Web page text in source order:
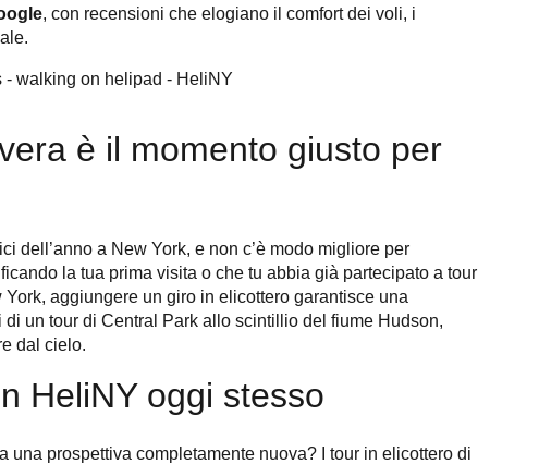
, con recensioni che elogiano il comfort dei voli, i
è il momento giusto per
dell’anno a New York, e non c’è modo migliore per
la tua prima visita o che tu abbia già partecipato a tour
aggiungere un giro in elicottero garantisce una
un tour di Central Park allo scintillio del fiume Hudson,
dal cielo.
HeliNY oggi stesso
una prospettiva completamente nuova? I tour in elicottero di